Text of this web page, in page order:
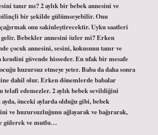
tanır mı? 2 aylık bir bebek annesini ve
bilinçli bir şekilde gülümseyebilir. Onu
onu sakinleştirecektir. Uyku saatleri
Bebekler annesini özler mi? Erken
çocuk annesini, sesini, kokusunu tanır ve
kendini güvende hisseder. En ufak bir mesafe
huzursuz etmeye yeter. Baba da daha sonra
dahil olur. Erken dönemlerde babalar
telafi edemezler. 2 aylık bebek sevildiğini
önceki aylarda olduğu gibi, bebek
ve huzursuzluğunu ağlayarak ve bağırarak,
gülerek ve mutlu…